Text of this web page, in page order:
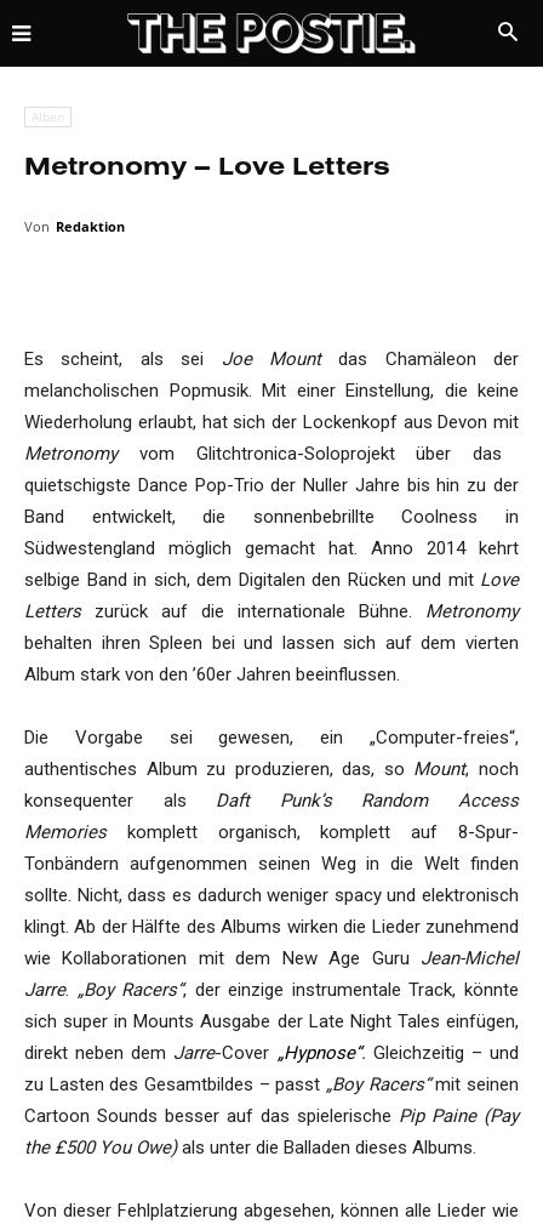
Alben
Metronomy – Love Letters
Von Redaktion
Es scheint, als sei Joe Mountdas Chamäleon der
melancholischen Popmusik. Mit einer Einstellung, die keine
Wiederholung erlaubt, hat sich der Lockenkopf aus Devon mit
Metronomyvom Glitchtronica-Soloprojekt über das
quietschigste Dance Pop-Trio der Nuller Jahre bis hin zu der
Band entwickelt, die sonnenbebrillte Coolness in
Südwestengland möglich gemacht hat. Anno 2014 kehrt
selbige Band in sich, dem Digitalen den Rücken und mit Love
Letterszurück auf die internationale Bühne. Metronomy
behalten ihren Spleen bei und lassen sich auf dem vierten
Album stark von den ’60er Jahren beeinflussen.
Die Vorgabe sei gewesen, ein „Computer-freies“,
authentisches Album zu produzieren, das, so Mount, noch
konsequenter als Daft Punk’s Random Access
Memorieskomplett organisch, komplett auf 8-Spur-
Tonbändern aufgenommen seinen Weg in die Welt finden
sollte. Nicht, dass es dadurch weniger spacy und elektronisch
klingt. Ab der Hälfte des Albums wirken die Lieder zunehmend
wie Kollaborationen mit dem New Age Guru Jean-Michel
Jarre. „Boy Racers“, der einzige instrumentale Track, könnte
sich super in Mounts Ausgabe der Late Night Tales einfügen,
direkt neben dem Jarre-Cover „Hypnose“. Gleichzeitig – und
zu Lasten des Gesamtbildes – passt „Boy Racers“mit seinen
Cartoon Sounds besser auf das spielerische Pip Paine (Pay
the £500 You Owe)als unter die Balladen dieses Albums.
Von dieser Fehlplatzierung abgesehen, können alle Lieder wie